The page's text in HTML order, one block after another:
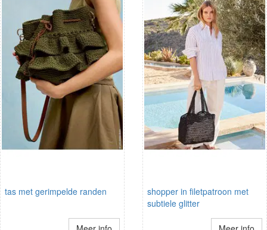
tas met gerimpelde randen
shopper in filetpatroon met
subtiele glitter